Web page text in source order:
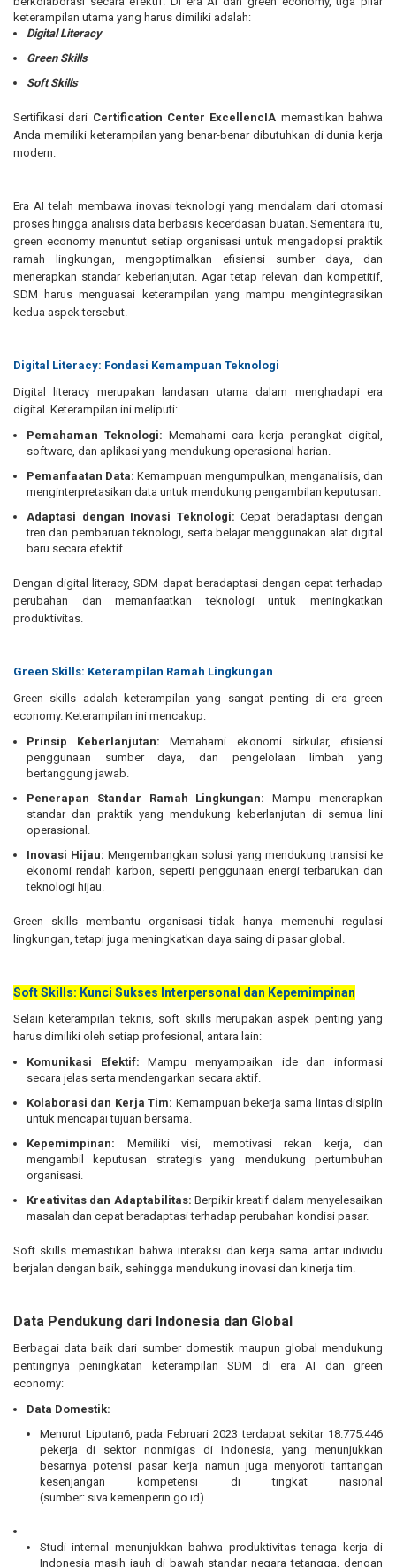
keterampilan utama yang harus dimiliki adalah:
Digital Literacy
Green Skills
Soft Skills
Sertifikasi dari Certification Center ExcellencIA memastikan bahwa
Anda memiliki keterampilan yang benar-benar dibutuhkan di dunia kerja
modern.
Era AI telah membawa inovasi teknologi yang mendalam dari otomasi
proses hingga analisis data berbasis kecerdasan buatan. Sementara itu,
green economy menuntut setiap organisasi untuk mengadopsi praktik
ramah lingkungan, mengoptimalkan efisiensi sumber daya, dan
menerapkan standar keberlanjutan. Agar tetap relevan dan kompetitif,
SDM harus menguasai keterampilan yang mampu mengintegrasikan
kedua aspek tersebut.
Digital Literacy: Fondasi Kemampuan Teknologi
Digital literacy merupakan landasan utama dalam menghadapi era
digital. Keterampilan ini meliputi:
Pemahaman Teknologi: Memahami cara kerja perangkat digital,
software, dan aplikasi yang mendukung operasional harian.
Pemanfaatan Data: Kemampuan mengumpulkan, menganalisis, dan
menginterpretasikan data untuk mendukung pengambilan keputusan.
Adaptasi dengan Inovasi Teknologi: Cepat beradaptasi dengan
tren dan pembaruan teknologi, serta belajar menggunakan alat digital
baru secara efektif.
Dengan digital literacy, SDM dapat beradaptasi dengan cepat terhadap
perubahan dan memanfaatkan teknologi untuk meningkatkan
produktivitas.
Green Skills: Keterampilan Ramah Lingkungan
Green skills adalah keterampilan yang sangat penting di era green
economy. Keterampilan ini mencakup:
Prinsip Keberlanjutan: Memahami ekonomi sirkular, efisiensi
penggunaan sumber daya, dan pengelolaan limbah yang
bertanggung jawab.
Penerapan Standar Ramah Lingkungan: Mampu menerapkan
standar dan praktik yang mendukung keberlanjutan di semua lini
operasional.
Inovasi Hijau: Mengembangkan solusi yang mendukung transisi ke
ekonomi rendah karbon, seperti penggunaan energi terbarukan dan
teknologi hijau.
Green skills membantu organisasi tidak hanya memenuhi regulasi
lingkungan, tetapi juga meningkatkan daya saing di pasar global.
Soft Skills: Kunci Sukses Interpersonal dan Kepemimpinan
Selain keterampilan teknis, soft skills merupakan aspek penting yang
harus dimiliki oleh setiap profesional, antara lain:
Komunikasi Efektif: Mampu menyampaikan ide dan informasi
secara jelas serta mendengarkan secara aktif.
Kolaborasi dan Kerja Tim: Kemampuan bekerja sama lintas disiplin
untuk mencapai tujuan bersama.
Kepemimpinan: Memiliki visi, memotivasi rekan kerja, dan
mengambil keputusan strategis yang mendukung pertumbuhan
organisasi.
Kreativitas dan Adaptabilitas: Berpikir kreatif dalam menyelesaikan
masalah dan cepat beradaptasi terhadap perubahan kondisi pasar.
Soft skills memastikan bahwa interaksi dan kerja sama antar individu
berjalan dengan baik, sehingga mendukung inovasi dan kinerja tim.
Data Pendukung dari Indonesia dan Global
Berbagai data baik dari sumber domestik maupun global mendukung
pentingnya peningkatan keterampilan SDM di era AI dan green
economy:
Data Domestik:
Menurut Liputan6, pada Februari 2023 terdapat sekitar 18.775.446
pekerja di sektor nonmigas di Indonesia, yang menunjukkan
besarnya potensi pasar kerja namun juga menyoroti tantangan
kesenjangan kompetensi di tingkat nasional
(sumber: siva.kemenperin.go.id)
Studi internal menunjukkan bahwa produktivitas tenaga kerja di
Indonesia masih jauh di bawah standar negara tetangga, dengan